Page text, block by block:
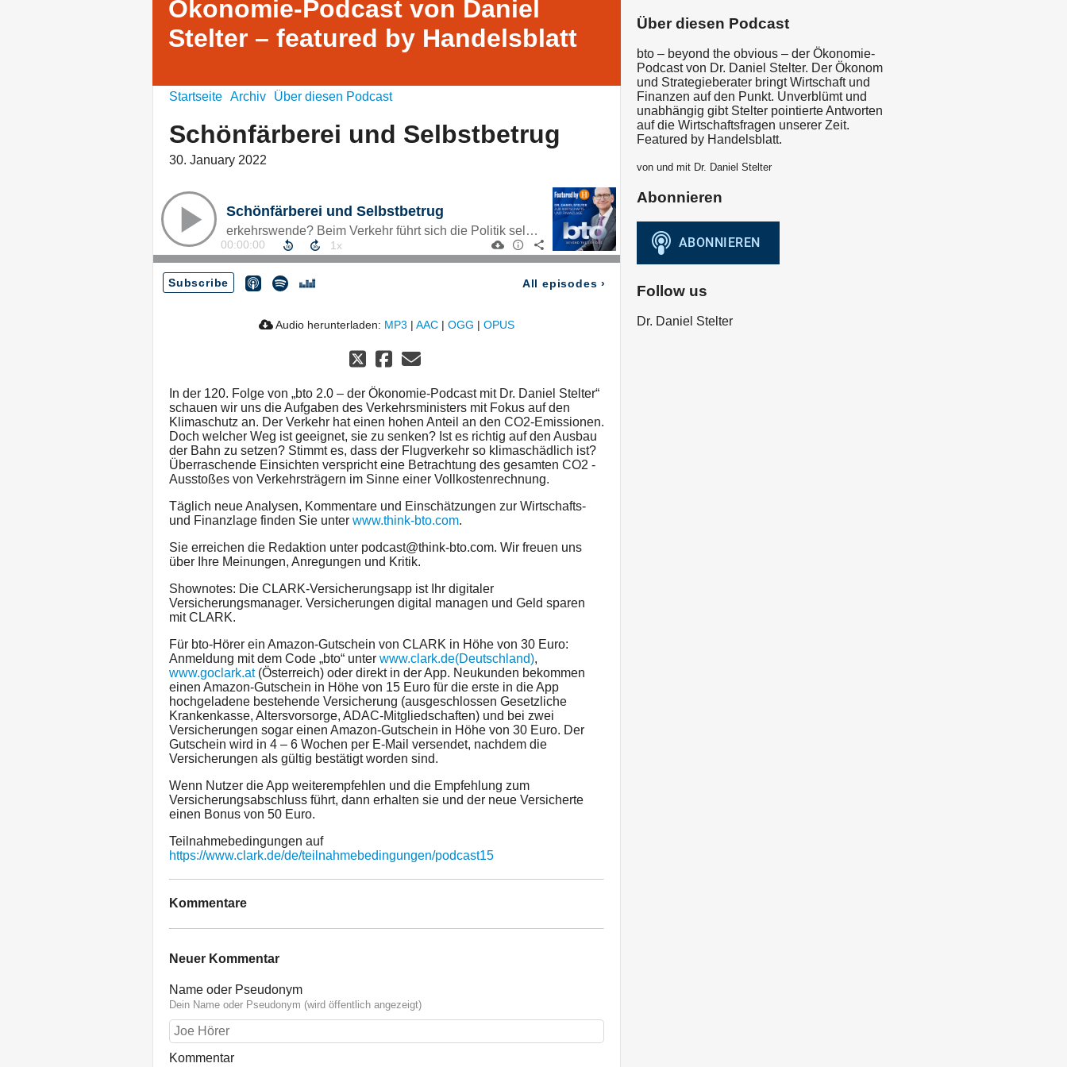
Ökonomie-Podcast von Daniel
Stelter – featured by Handelsblatt
Startseite Archiv Über diesen Podcast
Schönfärberei und Selbstbetrug
30. January 2022
Schönfärberei und Selbstbetrug
erkehrswende? Beim Verkehr führt sich die Politik selbst hinter die Fichte und die Gesellschaft gleich mit.
00:00:00
Subscribe All episodes ›
Audio herunterladen: MP3 | AAC | OGG | OPUS
In der 120. Folge von „bto 2.0 – der Ökonomie-Podcast mit Dr. Daniel Stelter“
schauen wir uns die Aufgaben des Verkehrsministers mit Fokus auf den
Klimaschutz an. Der Verkehr hat einen hohen Anteil an den CO2-Emissionen.
Doch welcher Weg ist geeignet, sie zu senken? Ist es richtig auf den Ausbau
der Bahn zu setzen? Stimmt es, dass der Flugverkehr so klimaschädlich ist?
Überraschende Einsichten verspricht eine Betrachtung des gesamten CO2 -
Ausstoßes von Verkehrsträgern im Sinne einer Vollkostenrechnung.
Täglich neue Analysen, Kommentare und Einschätzungen zur Wirtschafts-
und Finanzlage finden Sie unter www.think-bto.com.
Sie erreichen die Redaktion unter podcast@think-bto.com. Wir freuen uns
über Ihre Meinungen, Anregungen und Kritik.
Shownotes: Die CLARK-Versicherungsapp ist Ihr digitaler
Versicherungsmanager. Versicherungen digital managen und Geld sparen
mit CLARK.
Für bto-Hörer ein Amazon-Gutschein von CLARK in Höhe von 30 Euro:
Anmeldung mit dem Code „bto“ unter www.clark.de(Deutschland),
www.goclark.at(Österreich) oder direkt in der App. Neukunden bekommen
einen Amazon-Gutschein in Höhe von 15 Euro für die erste in die App
hochgeladene bestehende Versicherung (ausgeschlossen Gesetzliche
Krankenkasse, Altersvorsorge, ADAC-Mitgliedschaften) und bei zwei
Versicherungen sogar einen Amazon-Gutschein in Höhe von 30 Euro. Der
Gutschein wird in 4 – 6 Wochen per E-Mail versendet, nachdem die
Versicherungen als gültig bestätigt worden sind.
Wenn Nutzer die App weiterempfehlen und die Empfehlung zum
Versicherungsabschluss führt, dann erhalten sie und der neue Versicherte
einen Bonus von 50 Euro.
Teilnahmebedingungen auf
https://www.clark.de/de/teilnahmebedingungen/podcast15
Kommentare
Neuer Kommentar
Name oder Pseudonym
Dein Name oder Pseudonym (wird öffentlich angezeigt)
Kommentar
Über diesen Podcast
bto – beyond the obvious – der Ökonomie-
Podcast von Dr. Daniel Stelter. Der Ökonom
und Strategieberater bringt Wirtschaft und
Finanzen auf den Punkt. Unverblümt und
unabhängig gibt Stelter pointierte Antworten
auf die Wirtschaftsfragen unserer Zeit.
Featured by Handelsblatt.
von und mit Dr. Daniel Stelter
Abonnieren
Follow us
Dr. Daniel Stelter